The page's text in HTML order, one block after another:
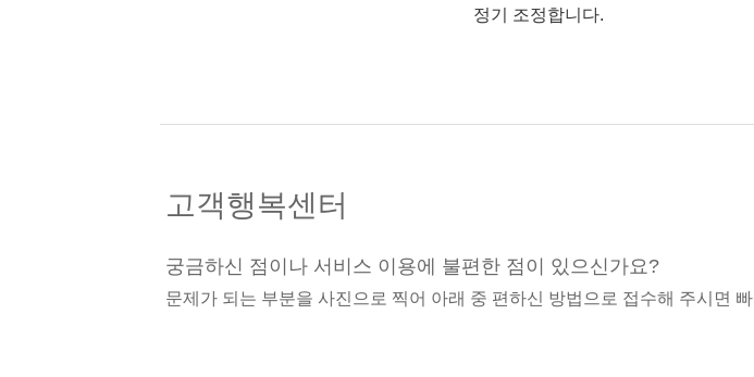
정기 조정합니다.
고객행복센터
궁금하신 점이나 서비스 이용에 불편한 점이 있으신가요?
문제가 되는 부분을 사진으로 찍어 아래 중 편하신 방법으로 접수해 주시면